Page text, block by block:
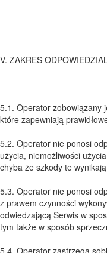
V. ZAKRES
5.1. Operator zobowiązany
które zapewniają
5.2. Operator nie ponosi
użycia, niemożliwości
chyba że szkody te
5.3. Operator nie ponosi
z prawem czynności
odwiedzającą Serwis w
tym także w sposób
5.4. Operator zastrzega